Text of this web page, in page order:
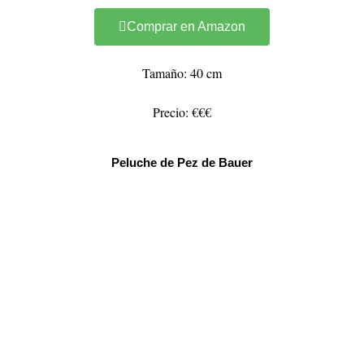
Comprar en Amazon
Tamaño: 40 cm
Precio: €€€
Peluche de Pez de Bauer